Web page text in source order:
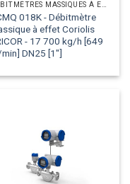
DÉBITMÈTRES MASSIQUES À EFFET CORIOLIS
018K - Débitmètre
à effet Coriolis
- 17 700 kg/h [649
DN25 [1"]